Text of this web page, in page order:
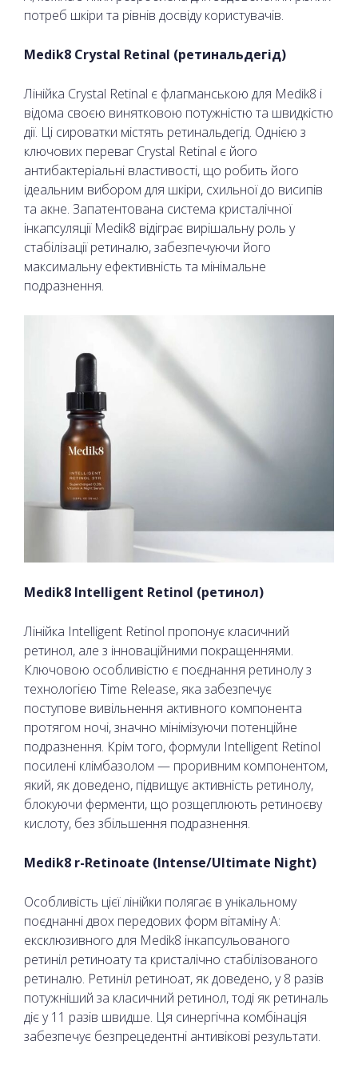
потреб шкіри та рівнів досвіду користувачів.
Medik8 Crystal Retinal (ретинальдегід)
Лінійка Crystal Retinal є флагманською для Medik8 і
відома своєю винятковою потужністю та швидкістю
дії. Ці сироватки містять ретинальдегід. Однією з
ключових переваг Crystal Retinal є його
антибактеріальні властивості, що робить його
ідеальним вибором для шкіри, схильної до висипів
та акне. Запатентована система кристалічної
інкапсуляції Medik8 відіграє вирішальну роль у
стабілізації ретиналю, забезпечуючи його
максимальну ефективність та мінімальне
подразнення.
Medik8 Intelligent Retinol (ретинол)
Лінійка Intelligent Retinol пропонує класичний
ретинол, але з інноваційними покращеннями.
Ключовою особливістю є поєднання ретинолу з
технологією Time Release, яка забезпечує
поступове вивільнення активного компонента
протягом ночі, значно мінімізуючи потенційне
подразнення. Крім того, формули Intelligent Retinol
посилені клімбазолом — проривним компонентом,
який, як доведено, підвищує активність ретинолу,
блокуючи ферменти, що розщеплюють ретиноєву
кислоту, без збільшення подразнення.
Medik8 r-Retinoate (Intense/Ultimate Night)
Особливість цієї лінійки полягає в унікальному
поєднанні двох передових форм вітаміну А:
ексклюзивного для Medik8 інкапсульованого
ретиніл ретиноату та кристалічно стабілізованого
ретиналю. Ретиніл ретиноат, як доведено, у 8 разів
потужніший за класичний ретинол, тоді як ретиналь
діє у 11 разів швидше. Ця синергічна комбінація
забезпечує безпрецедентні антивікові результати.